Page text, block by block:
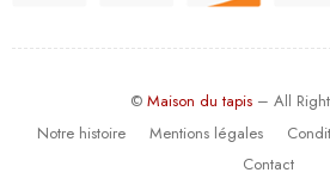
© Maison du tapis– All
Notre histoire
Mentions légales
Contact